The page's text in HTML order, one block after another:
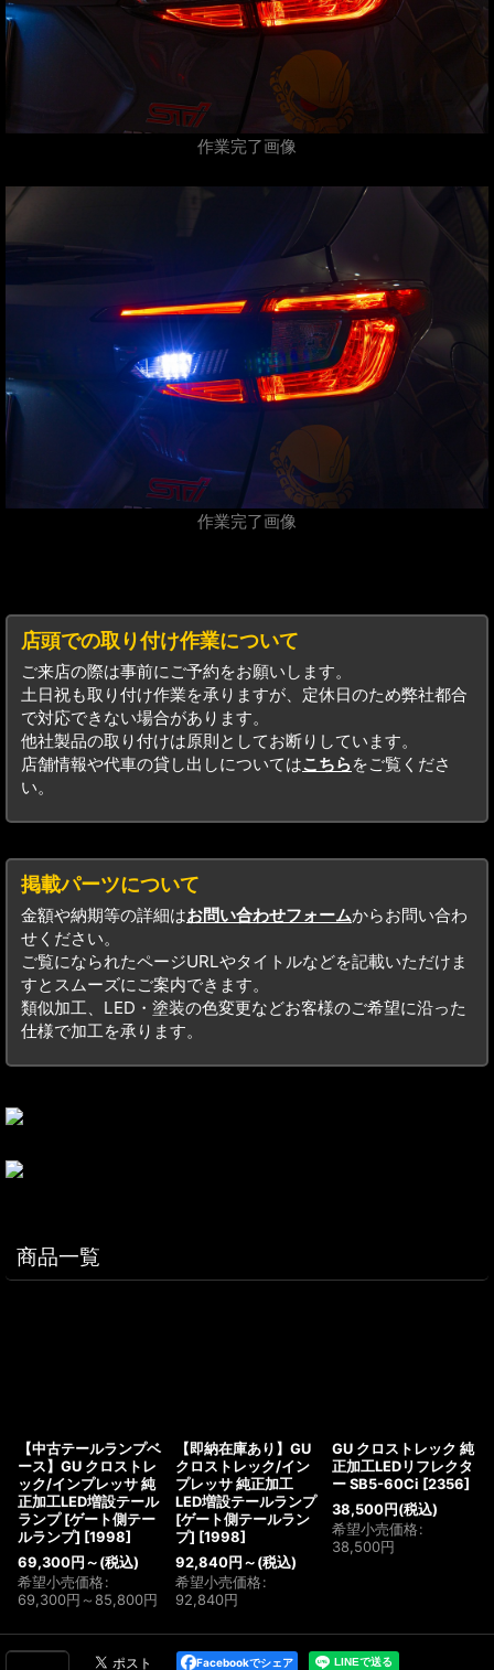
作業完了画像
作業完了画像
店頭での取り付け作業について
ご来店の際は事前にご予約をお願いします。
土日祝も取り付け作業を承りますが、定休日のため弊社都合
で対応できない場合があります。
他社製品の取り付けは原則としてお断りしています。
店舗情報や代車の貸し出しについてはこちらをご覧くださ
い。
掲載パーツについて
金額や納期等の詳細はお問い合わせフォームからお問い合わ
せください。
ご覧になられたページURLやタイトルなどを記載いただけま
すとスムーズにご案内できます。
類似加工、LED・塗装の色変更などお客様のご希望に沿った
仕様で加工を承ります。
商品一覧
【中古テールランプベ
ース】GU クロストレ
ック/インプレッサ 純
正加工LED増設テール
ランプ [ゲート側テー
ルランプ] [1998]
69,300円 ～ (税込)
希望小売価格:
69,300円 ～85,800円
【即納在庫あり】GU
クロストレック/イン
プレッサ 純正加工
LED増設テールランプ
[ゲート側テールラン
プ] [1998]
92,840円 ～ (税込)
希望小売価格:
92,840円
GU クロストレック 純
正加工LEDリフレクタ
ー SB5-60Ci [2356]
38,500円(税込)
希望小売価格:
38,500円
Facebookでシェア